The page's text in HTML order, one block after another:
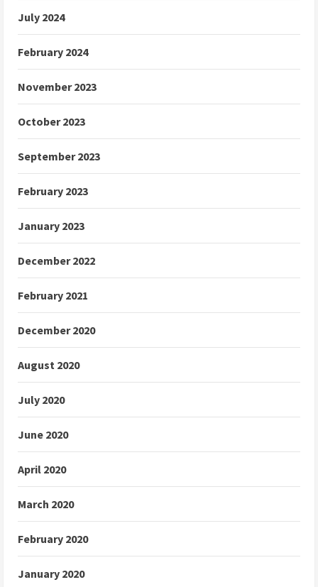
July 2024
February 2024
November 2023
October 2023
September 2023
February 2023
January 2023
December 2022
February 2021
December 2020
August 2020
July 2020
June 2020
April 2020
March 2020
February 2020
January 2020